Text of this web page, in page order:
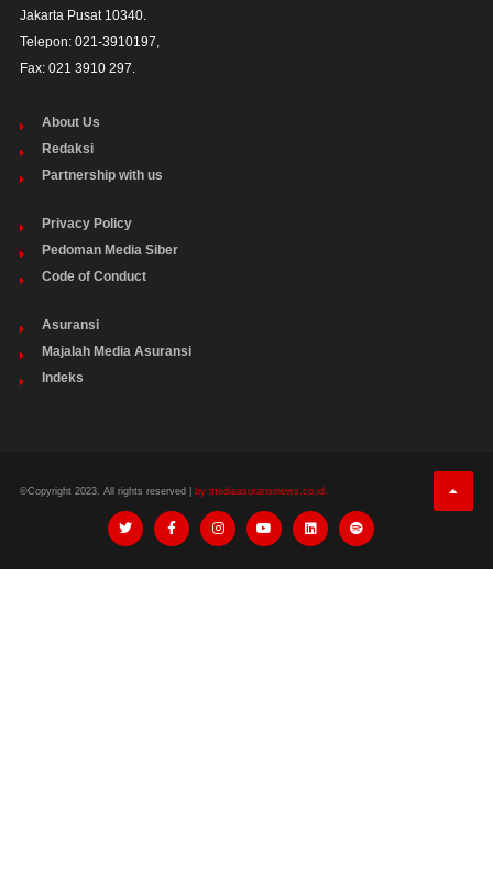
Jakarta Pusat 10340.
Telepon: 021-3910197,
Fax: 021 3910 297.
About Us
Redaksi
Partnership with us
Privacy Policy
Pedoman Media Siber
Code of Conduct
Asuransi
Majalah Media Asuransi
Indeks
©Copyright 2023. All rights reserved | by mediaasuransinews.co.id.